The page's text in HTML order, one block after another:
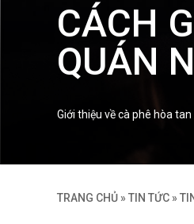
CÁCH
QUÁN
Giới thiệu về cà phê hòa
TRANG CHỦ » TIN TỨC »